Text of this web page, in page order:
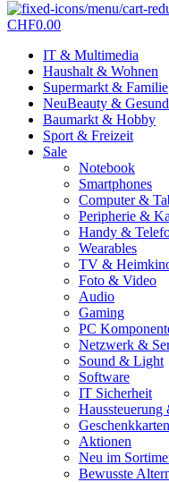
CHF0.00
IT & Multimedia
Haushalt & Wohnen
Supermarkt & Familie
NeuBeauty &
Baumarkt & Hobby
Sport & Freizeit
Sale
Notebook
Smartphones
Computer &
Peripherie &
Handy &
Wearables
TV &
Foto & Video
Audio
Gaming
PC
Netzwerk &
Sound & Light
Software
IT Sicherheit
Aktionen
Neu im
Bewusste